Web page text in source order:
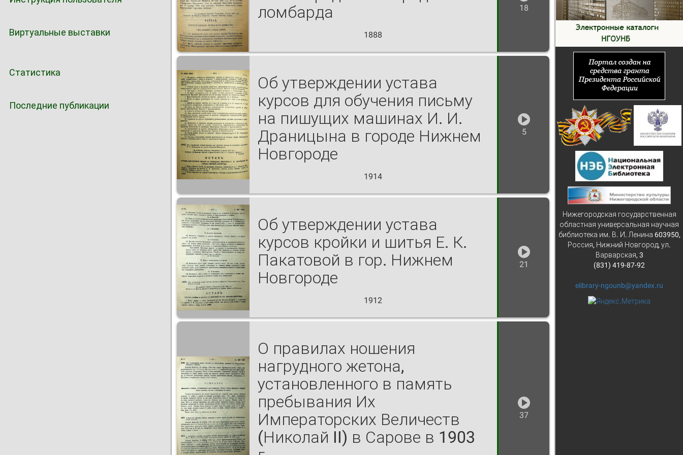
Виртуальные выставки
Статистика
Последние публикации
ломбарда
1888
18
Об утверждении устава
курсов для обучения письму
на пишущих машинах И. И.
Драницына в городе Нижнем
Новгороде
1914
5
Об утверждении устава
курсов кройки и шитья Е. К.
Пакатовой в гор. Нижнем
Новгороде
1912
21
О правилах ношения
нагрудного жетона,
установленного в память
пребывания Их
Императорских Величеств
(Николай II) в Сарове в 1903
37
Нижегородская государственная
областная универсальная научная
библиотека им. В. И. Ленина 603950,
Россия, Нижний Новгород, ул.
Варварская, 3
(831) 419-87-92
elibrary-ngounb@yandex.ru